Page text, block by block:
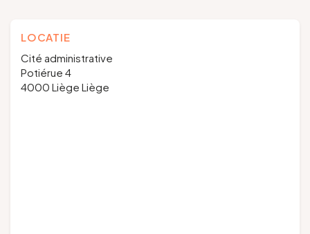
LOCATIE
Cité administrative
Potiérue 4
4000 Liège Liège